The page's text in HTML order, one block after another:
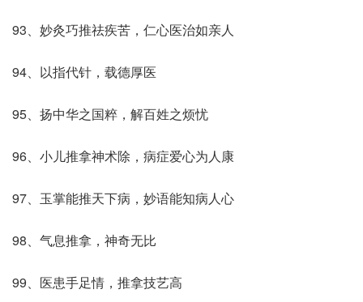
93、妙灸巧推祛疾苦，仁心医治如亲人
94、以指代针，载德厚医
95、扬中华之国粹，解百姓之烦忧
96、小儿推拿神术除，病症爱心为人康
97、玉掌能推天下病，妙语能知病人心
98、气息推拿，神奇无比
99、医患手足情，推拿技艺高